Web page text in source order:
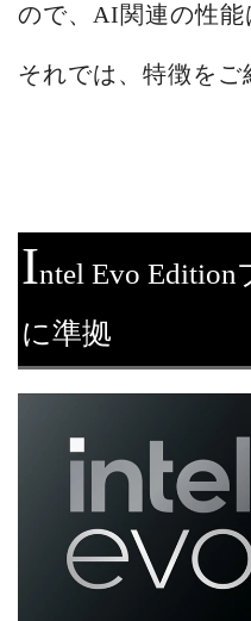
ので、AI関連の性能
それでは、特徴をご
Intel Evo
に準拠